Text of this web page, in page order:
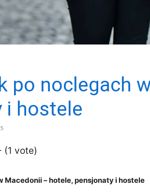
po noclegach
i hostele
(1 vote)
Macedonii – hotele, pensjonaty i hostele